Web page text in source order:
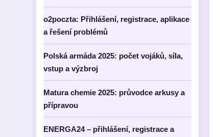
o2poczta: Přihlášení, registrace, aplikace
a řešení problémů
Polská armáda 2025: počet vojáků, síla,
vstup a výzbroj
Matura chemie 2025: průvodce arkusy a
přípravou
ENERGA24 – přihlášení, registrace a